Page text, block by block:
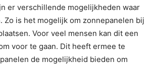
er verschillende mogelijkheden waar
Zo is het mogelijk om zonnepanelen bij
Voor veel mensen kan dit een
voor te gaan. Dit heeft ermee te
de mogelijkheid bieden om